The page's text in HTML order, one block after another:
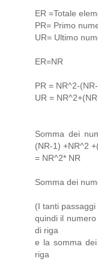
ER =Totale
PR= Primo
UR= Ultimo
ER=NR
PR = NR^2-
UR =
Somma dei
(NR-1) +NR^2
= NR^2* NR
Somma dei
(I tanti
quindi il
di riga
e la somma
riga